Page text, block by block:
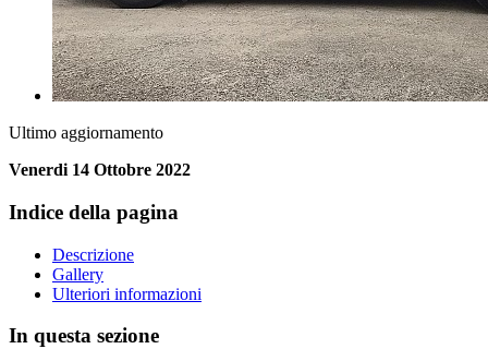
Ultimo aggiornamento
Venerdi 14 Ottobre 2022
Indice della pagina
Descrizione
Gallery
Ulteriori informazioni
In questa sezione